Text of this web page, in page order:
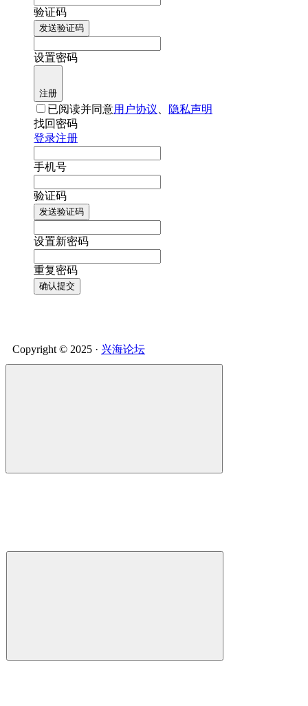
验证码
发送验证码
设置密码
注册
已阅读并同意用户协议
隐私声明
找回密码
登录注册
手机号
验证码
发送验证码
设置新密码
重复密码
确认提交
Copyright © 2025 · 兴海论坛